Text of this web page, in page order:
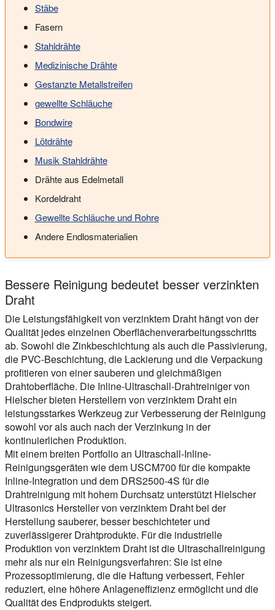
Stäbe
Fasern
Stahldrähte
Medizinische Drähte
Gestanzte Metallstreifen
gewellte Schläuche
Bondwire
Lötdrähte
Musik Stahldrähte
Drähte aus Edelmetall
Kordeldraht
Gewellte Schläuche und Rohre
Andere Endlosmaterialien
Bessere Reinigung bedeutet besser verzinkten
Draht
Die Leistungsfähigkeit von verzinktem Draht hängt von der
Qualität jedes einzelnen Oberflächenverarbeitungsschritts
ab. Sowohl die Zinkbeschichtung als auch die Passivierung,
die PVC-Beschichtung, die Lackierung und die Verpackung
profitieren von einer sauberen und gleichmäßigen
Drahtoberfläche. Die Inline-Ultraschall-Drahtreiniger von
Hielscher bieten Herstellern von verzinktem Draht ein
leistungsstarkes Werkzeug zur Verbesserung der Reinigung
sowohl vor als auch nach der Verzinkung in der
kontinuierlichen Produktion.
Mit einem breiten Portfolio an Ultraschall-Inline-
Reinigungsgeräten wie dem USCM700 für die kompakte
Inline-Integration und dem DRS2500-4S für die
Drahtreinigung mit hohem Durchsatz unterstützt Hielscher
Ultrasonics Hersteller von verzinktem Draht bei der
Herstellung sauberer, besser beschichteter und
zuverlässigerer Drahtprodukte. Für die industrielle
Produktion von verzinktem Draht ist die Ultraschallreinigung
mehr als nur ein Reinigungsverfahren: Sie ist eine
Prozessoptimierung, die die Haftung verbessert, Fehler
reduziert, eine höhere Anlageneffizienz ermöglicht und die
Qualität des Endprodukts steigert.